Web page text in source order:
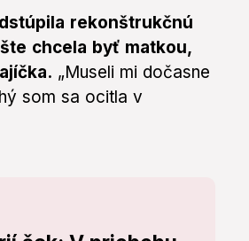
rekonštrukčnú
chcela byť matkou,
„Museli mi dočasne
som sa ocitla v